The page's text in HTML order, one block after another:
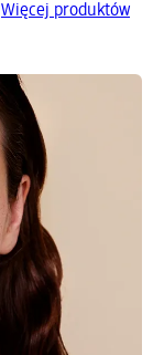
Więcej produktów